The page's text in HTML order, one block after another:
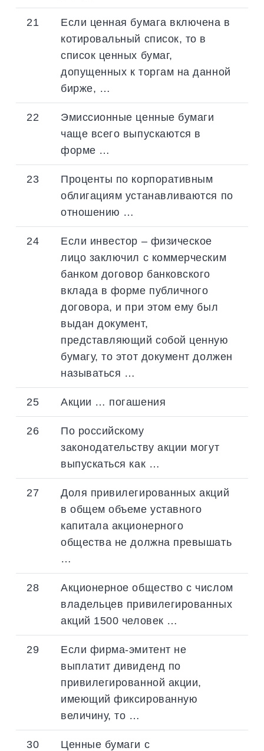
21
Если ценная бумага включена в
котировальный список, то в
список ценных бумаг,
допущенных к торгам на данной
бирже, …
22
Эмиссионные ценные бумаги
чаще всего выпускаются в
форме …
23
Проценты по корпоративным
облигациям устанавливаются по
отношению …
24
Если инвестор – физическое
лицо заключил с коммерческим
банком договор банковского
вклада в форме публичного
договора, и при этом ему был
выдан документ,
представляющий собой ценную
бумагу, то этот документ должен
называться …
25 Акции … погашения
26
По российскому
законодательству акции могут
выпускаться как …
27
Доля привилегированных акций
в общем объеме уставного
капитала акционерного
общества не должна превышать
…
28
Акционерное общество с числом
владельцев привилегированных
акций 1500 человек …
29
Если фирма-эмитент не
выплатит дивиденд по
привилегированной акции,
имеющий фиксированную
величину, то …
30
Ценные бумаги с